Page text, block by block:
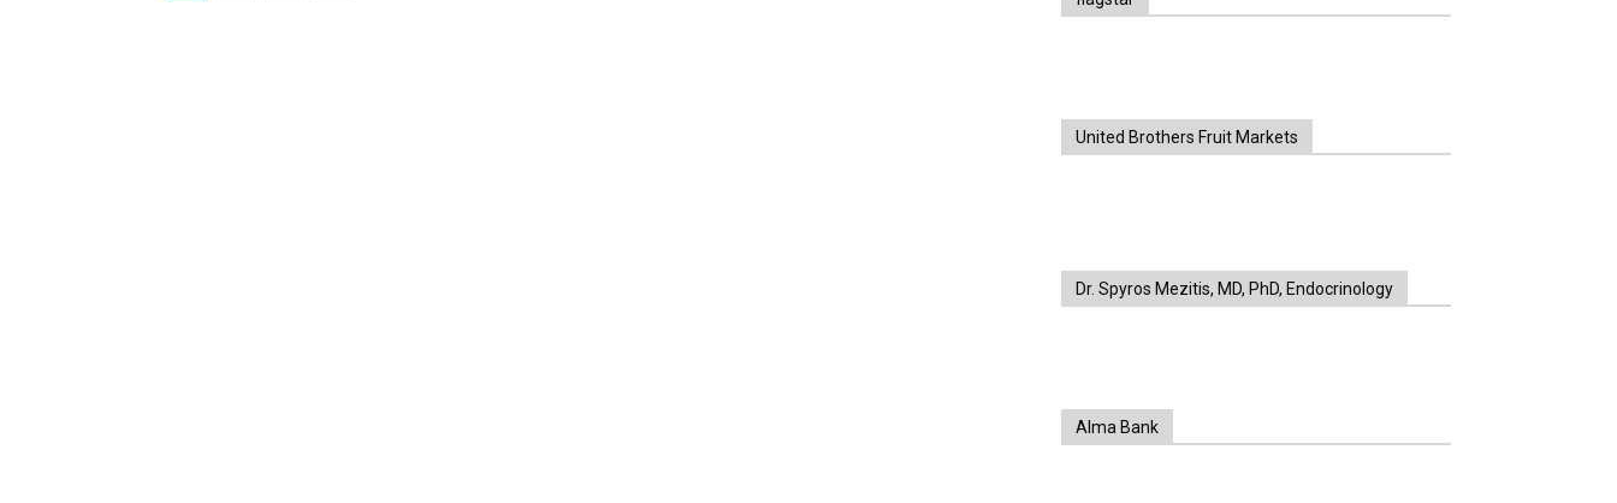
United Brothers Fruit Markets
Dr. Spyros Mezitis, MD, PhD, Endocrinology
Alma Bank